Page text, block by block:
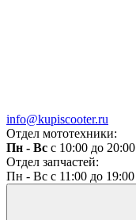
info@kupiscooter.ru
Отдел мототехники:
Пн - Вс с 10:00 до 20:00
Отдел запчастей:
Пн - Вс с 11:00 до 19:00